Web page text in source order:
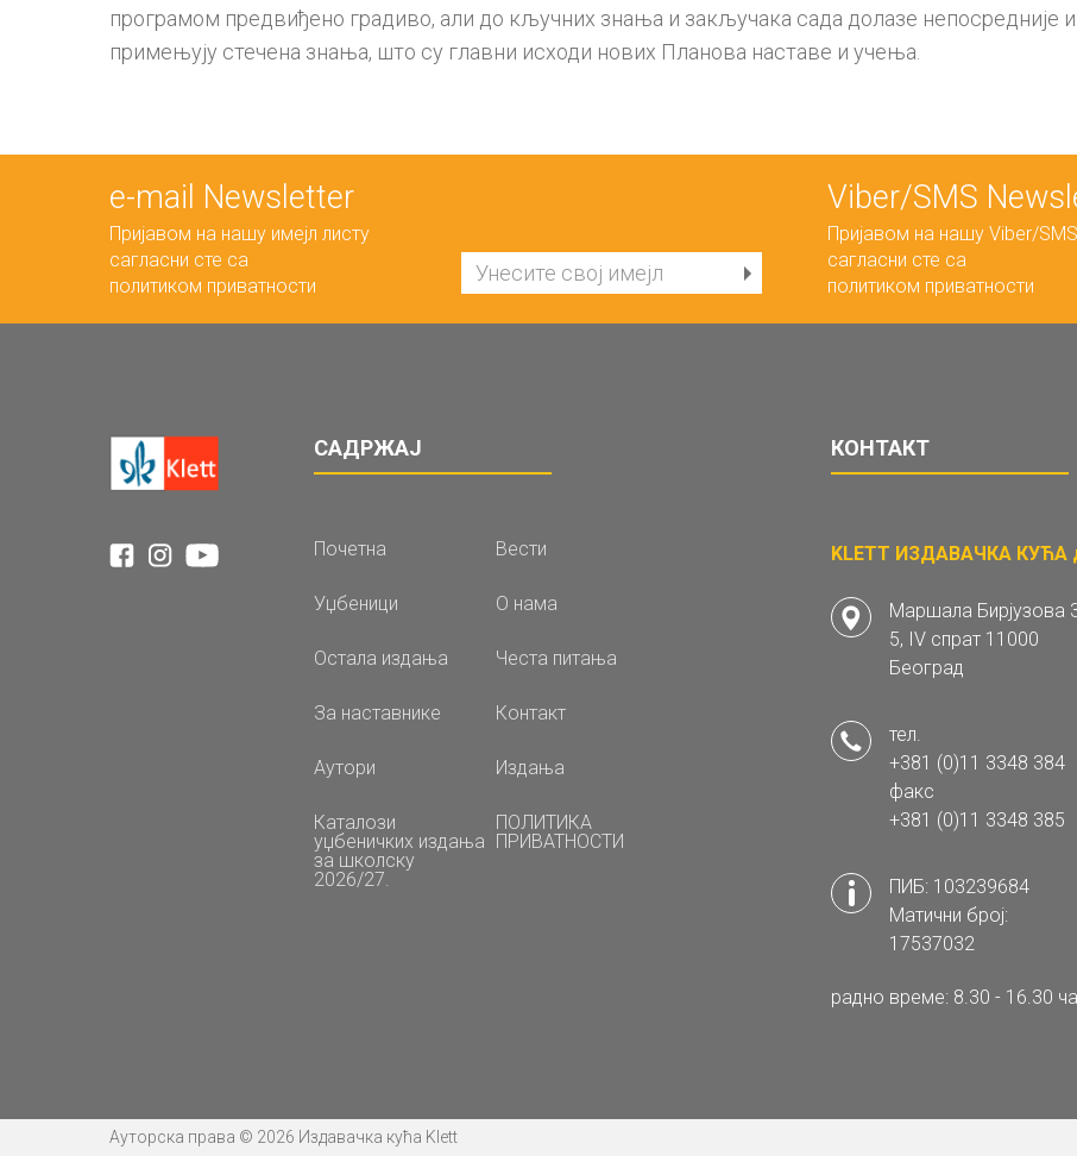
програмом предвиђено градиво, али до кључних знања и закључака сада долазе
примењују стечена знања, што су главни исходи нових Планова наставе и учења.
е-mail Newsletter
Пријавом на нашу имејл листу
сагласни сте са
политиком приватности
Viber/SMS
Пријавом на нашу Viber/
сагласни сте са
политиком приватности
САДРЖАЈ
Почетна Вести
Уџбеници О нама
Остала издања Честа питања
За наставнике Контакт
Аутори Издања
Каталози
уџбеничких издања
за школску
2026/27.
ПОЛИТИКА
ПРИВАТНОСТИ
КОНТАКТ
KLETT ИЗДАВАЧКА КУЋА
Маршала Бирјузова
5, IV спрат 11000
Београд
тел.
+381 (0)11 3348 384
факс
+381 (0)11 3348 385
ПИБ: 103239684
Матични број:
17537032
радно време: 8.30 - 16.30
Ауторска права © 2026 Издавачка кућа Klett